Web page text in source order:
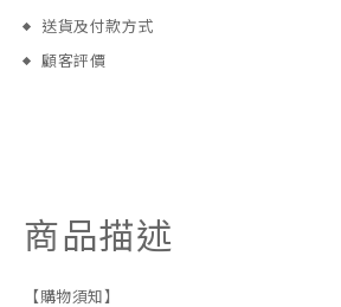
送貨及付款方式
顧客評價
商品描述
【購物須知】